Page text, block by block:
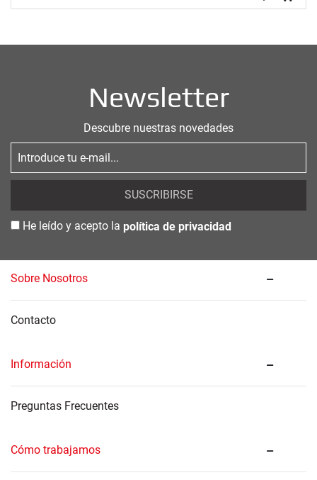
Newsletter
Descubre nuestras novedades
SUSCRIBIRSE
He leído y acepto la política de privacidad
Sobre Nosotros
Contacto
Información
Preguntas Frecuentes
Cómo trabajamos